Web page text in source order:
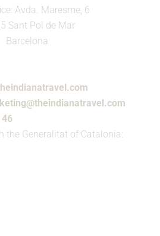
Avda. Maresme, 6
Sant Pol de Mar
Barcelona
46
the Generalitat of Catalonia: